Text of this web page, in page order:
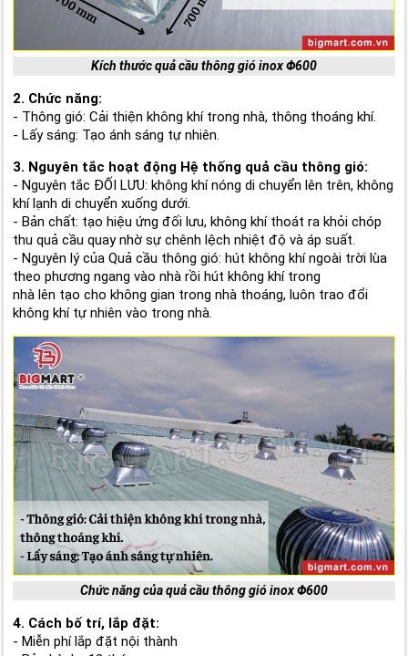
Kích thước quả cầu thông gió inox Φ600
2. Chức năng:
- Thông gió: Cải thiện không khí trong nhà, thông thoáng khí.
- Lấy sáng: Tạo ánh sáng tự nhiên.
3. Nguyên tắc hoạt động Hệ thống quả cầu thông gió:
- Nguyên tắc ĐỐI LƯU: không khí nóng di chuyển lên trên, không
khí lạnh di chuyển xuống dưới.
- Bản chất: tạo hiệu ứng đối lưu, không khí thoát ra khỏi chóp
thu quả cầu quay nhờ sự chênh lệch nhiệt độ và áp suất.
- Nguyên lý của Quả cầu thông gió: hút không khí ngoài trời lùa
theo phương ngang vào nhà rồi hút không khí trong
nhà lên tạo cho không gian trong nhà thoáng, luôn trao đổi
không khí tự nhiên vào trong nhà.
Chức năng của quả cầu thông gió inox Φ600
4. Cách bố trí, lắp đặt:
- Miễn phí lắp đặt nội thành